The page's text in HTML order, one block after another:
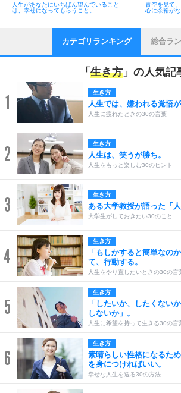
人生があなたにいちばん望んでいること
は、幸せになってもらうこと。
青空を見て
心に余裕がな
カテゴリランキング 総合ラ
「 生き方 」の人気記
1 生き方
人生では、嫌われる覚悟が
人生に疲れたときの30の言葉
2 生き方
人生は、笑うが勝ち。
人生をもっと楽しむ30のヒント
3 生き方
ある大学教授が語った「
大学生がしておきたい30のこと
4
生き方
「もしかすると簡単なの
て、行動する。
人生をやり直したいときの30の言
5
生き方
「したいか、したくない
しないか」。
人生に希望を持って生きる30の言
6
生き方
素晴らしい性格になるた
を身につければいい。
幸せな人生を送る30の方法